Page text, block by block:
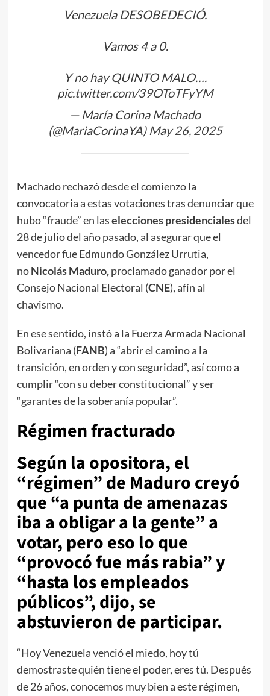
Venezuela DESOBEDECIÓ.
Vamos 4 a 0.
Y no hay QUINTO MALO….
pic.twitter.com/39OToTFyYM
— María Corina Machado
(@MariaCorinaYA) May 26, 2025
Machado rechazó desde el comienzo la
convocatoria a estas votaciones tras denunciar que
hubo “fraude” en laselecciones presidencialesdel
28 de julio del año pasado, al asegurar que el
vencedor fue Edmundo González Urrutia,
noNicolás Maduro,proclamado ganador por el
Consejo Nacional Electoral (CNE), afín al
chavismo.
En ese sentido, instó a la Fuerza Armada Nacional
Bolivariana (FANB) a “abrir el camino a la
transición, en orden y con seguridad”, así como a
cumplir “con su deber constitucional” y ser
“garantes de la soberanía popular”.
Régimen fracturado
Según la opositora, el
“régimen” de Maduro creyó
que “a punta de amenazas
iba a obligar a la gente” a
votar, pero eso lo que
“provocó fue más rabia” y
“hasta los empleados
públicos”, dijo, se
abstuvieron de participar.
“Hoy Venezuela venció el miedo, hoy tú
demostraste quién tiene el poder, eres tú. Después
de 26 años, conocemos muy bien a este régimen,